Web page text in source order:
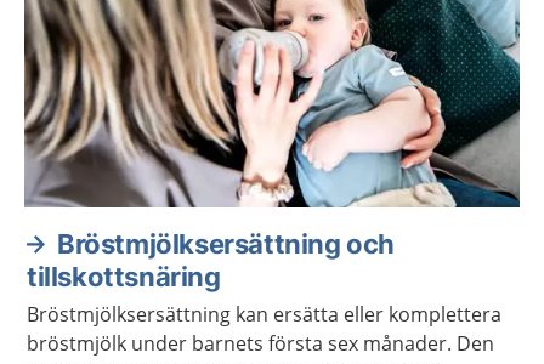
Bröstmjölksersättning och
tillskottsnäring
Bröstmjölksersättning kan ersätta eller komplettera
bröstmjölk under barnets första sex månader. Den